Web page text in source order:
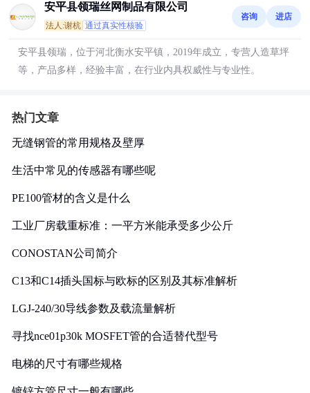
安平县领瑞丝网制品有限公司
法人:谢杭 通过真实性核验
咨询 进店
安平县领瑞，位于河北衡水安平镇，2019年成立，专营人造草坪
等，产品多样，经验丰富，在行业内具权威性与专业性。
热门文章
无缝钢管的常用规格及壁厚
生活中常见的传感器有哪些呢
PE100管材的含义是什么
工业厂房载重标准：一平方米能承受多少公斤
CONOSTAN公司简介
C13和C14插头国标与欧标的区别及其标准解析
LGJ-240/30导线参数及载流量解析
寻找nce01p30k MOSFET管的合适替代型号
电梯的尺寸有哪些规格